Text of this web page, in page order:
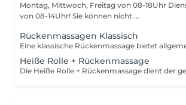
Montag, Mittwoch, Freitag von 08-18Uhr
von 08-14Uhr! Sie können nicht ...
Rückenmassagen Klassisch
Heiße Rolle + Rückenmassage